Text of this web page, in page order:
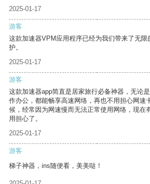
2025-01-17
游客
这款加速器VPM应用程序已经为我们带来了无限
护。
2025-01-17
游客
这款加速器app简直是居家旅行必备神器，无论
作办公，都能畅享高速网络，再也不用担心网速
候，经常因为网速慢而无法正常使用网络，现在
用担心了。
2025-01-17
游客
梯子神器，ins随便看，美美哒！